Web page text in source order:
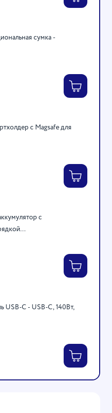
сумка -
с Magsafe для
с
USB-C - USB-C, 140Вт,